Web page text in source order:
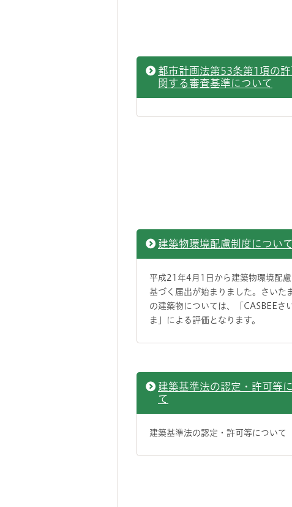
都市計画法第53条第1項の許
関する審査基準について
建築物環境配慮制度について
平成21年4月1日から建築物環境配慮
基づく届出が始まりました。さいた
の建築物については、「CASBEEさ
ま」による評価となります。
建築基準法の認定・許可等
て
建築基準法の認定・許可等について